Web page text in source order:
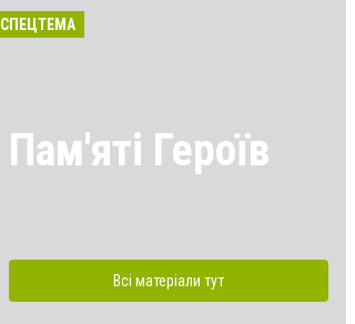
СПЕЦТЕМА
Пам'яті Героїв
Всі матеріали тут